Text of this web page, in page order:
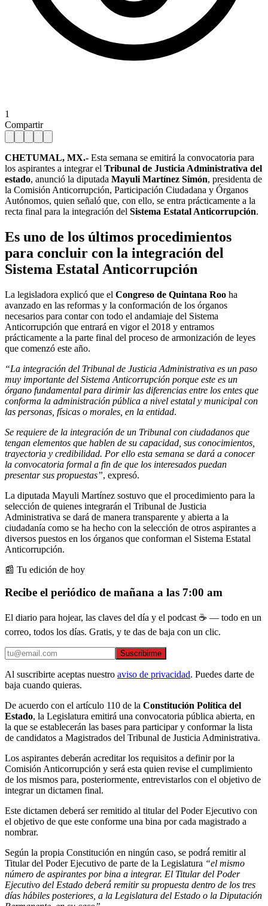
1
Compartir
CHETUMAL, MX.- Esta semana se emitirá la convocatoria para
los aspirantes a integrar el Tribunal de Justicia Administrativa del
estado, anunció la diputada Mayuli Martínez Simón, presidenta de
la Comisión Anticorrupción, Participación Ciudadana y Órganos
Autónomos, quien señaló que, con ello, se entra prácticamente a la
recta final para la integración del Sistema Estatal Anticorrupción.
Es uno de los últimos procedimientos
para concluir con la integración del
Sistema Estatal Anticorrupción
La legisladora explicó que el Congreso de Quintana Roo ha
avanzado en las reformas y la conformación de los órganos
necesarios para contar con todo el andamiaje del Sistema
Anticorrupción que entrará en vigor el 2018 y entramos
prácticamente a la parte final del proceso de armonización de leyes
que comenzó este año.
“La integración del Tribunal de Justicia Administrativa es un paso
muy importante del Sistema Anticorrupción porque este es un
órgano fundamental para dirimir las diferencias entre los entes que
conforma la administración pública a nivel estatal y municipal con
las personas, físicas o morales, en la entidad.
Se requiere de la integración de un Tribunal con ciudadanos que
tengan elementos que hablen de su capacidad, sus conocimientos,
trayectoria y credibilidad. Por ello esta semana se dará a conocer
la convocatoria formal a fin de que los interesados puedan
presentar sus propuestas”, expresó.
La diputada Mayuli Martínez sostuvo que el procedimiento para la
selección de quienes integrarán el Tribunal de Justicia
Administrativa se dará de manera transparente y abierta a la
ciudadanía como se ha hecho con la selección de otros aspirantes a
diversos puestos en los órganos que conforman el Sistema Estatal
Anticorrupción.
📰 Tu edición de hoy
Recibe el periódico de mañana a las 7:00 am
El diario para hojear, las claves del día y el podcast ☕ — todo en un
correo, todos los días. Gratis, y te das de baja con un clic.
Suscribirme
Al suscribirte aceptas nuestro aviso de privacidad. Puedes darte de
baja cuando quieras.
De acuerdo con el artículo 110 de la Constitución Política del
Estado, la Legislatura emitirá una convocatoria pública abierta, en
la que se establecerán las bases para participar y conformar la lista
de candidatos a Magistrados del Tribunal de Justicia Administrativa.
Los aspirantes deberán acreditar los requisitos a definir por la
Comisión Anticorrupción y será esta quien revise el cumplimiento
de los mismos para, posteriormente, entrevistarlos con el objetivo de
integrar un dictamen final.
Este dictamen deberá ser remitido al titular del Poder Ejecutivo con
el objetivo de que este conforme una bina por cada magistrado a
nombrar.
Según la propia Constitución en ningún caso, se podrá́ remitir al
Titular del Poder Ejecutivo de parte de la Legislatura “el mismo
número de aspirantes por bina a integrar. El Titular del Poder
Ejecutivo del Estado deberá́ remitir su propuesta dentro de los tres
días hábiles posteriores, a la Legislatura del Estado o la Diputación